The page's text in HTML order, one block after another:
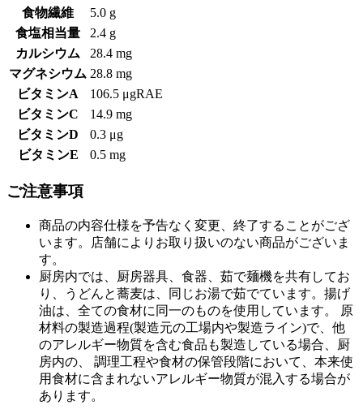
食物繊維
5.0 g
食塩相当量
2.4 g
カルシウム
28.4 mg
マグネシウム 28.8 mg
ビタミンA
106.5 μgRAE
ビタミンC
14.9 mg
ビタミンD
0.3 μg
ビタミンE
0.5 mg
ご注意事項
商品の内容仕様を予告なく変更、終了することがござ
います。店舗によりお取り扱いのない商品がございま
す。
厨房内では、厨房器具、食器、茹で麺機を共有してお
り、うどんと蕎麦は、同じお湯で茹でています。揚げ
油は、全ての食材に同一のものを使用しています。 原
材料の製造過程(製造元の工場内や製造ライン)で、他
のアレルギー物質を含む食品も製造している場合、厨
房内の、 調理工程や食材の保管段階において、本来使
用食材に含まれないアレルギー物質が混入する場合が
あります。